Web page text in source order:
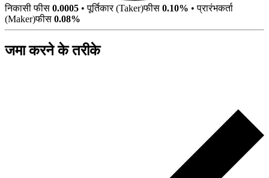
निकासी फीस 0.0005 •पूर्तिकार (Taker)फीस 0.10% •प्रारंभकर्ता
(Maker)फीस 0.08%
जमा करने के तरीके